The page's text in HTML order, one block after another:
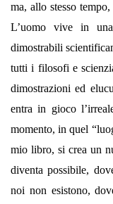
ma, allo stesso
L’uomo vive in
dimostrabili
tutti i filosofi e
dimostrazioni ed
entra in gioco
momento, in quel
mio libro, si crea un
diventa possibile,
noi non esistono,